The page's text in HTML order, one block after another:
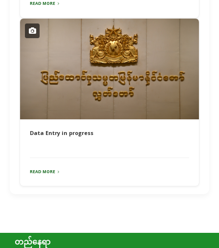
READ MORE
Data Entry in progress
READ MORE
တည်နေရာ